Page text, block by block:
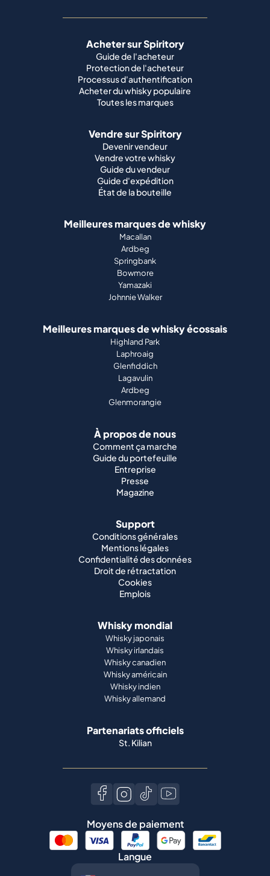
Acheter sur Spiritory
Guide de l'acheteur
Protection de l'acheteur
Processus d'authentification
Acheter du whisky populaire
Toutes les marques
Vendre sur Spiritory
Devenir vendeur
Vendre votre whisky
Guide du vendeur
Guide d'expédition
État de la bouteille
Meilleures marques de whisky
Macallan
Ardbeg
Springbank
Bowmore
Yamazaki
Johnnie Walker
Meilleures marques de whisky écossais
Highland Park
Laphroaig
Glenfiddich
Lagavulin
Ardbeg
Glenmorangie
À propos de nous
Comment ça marche
Guide du portefeuille
Entreprise
Presse
Magazine
Support
Conditions générales
Mentions légales
Confidentialité des données
Droit de rétractation
Cookies
Emplois
Whisky mondial
Whisky japonais
Whisky irlandais
Whisky canadien
Whisky américain
Whisky indien
Whisky allemand
Partenariats officiels
St. Kilian
Moyens de paiement
Langue